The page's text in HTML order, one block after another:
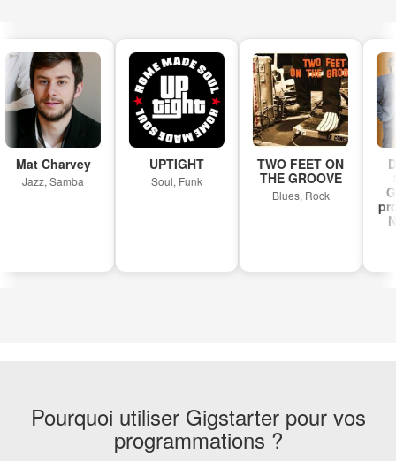
Mat Charvey
Jazz, Samba
UPTIGHT
Soul, Funk
TWO FEET ON
THE GROOVE
Blues, Rock
Pourquoi utiliser Gigstarter pour vos
programmations ?